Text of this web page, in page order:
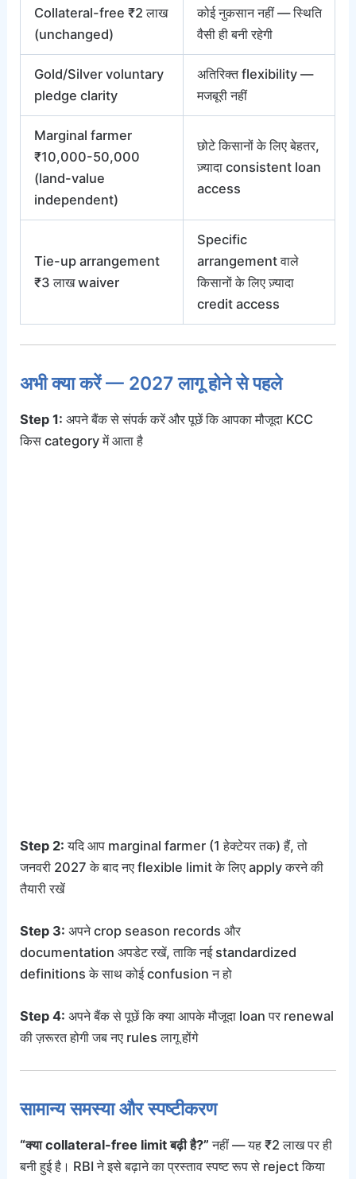
Collateral-free ₹2 लाख
(unchanged)
कोई नुकसान नहीं — स्थिति
वैसी ही बनी रहेगी
Gold/Silver voluntary
pledge clarity
अतिरिक्त flexibility —
मजबूरी नहीं
Marginal farmer
₹10,000-50,000
(land-value
independent)
छोटे किसानों के लिए बेहतर,
ज़्यादा consistent loan
access
Tie-up arrangement
₹3 लाख waiver
Specific
arrangement वाले
किसानों के लिए ज़्यादा
credit access
अभी क्या करें — 2027 लागू होने से पहले
Step 1: अपने बैंक से संपर्क करें और पूछें कि आपका मौजूदा KCC
किस category में आता है
Step 2: यदि आप marginal farmer (1 हेक्टेयर तक) हैं, तो
जनवरी 2027 के बाद नए flexible limit के लिए apply करने की
तैयारी रखें
Step 3: अपने crop season records और
documentation अपडेट रखें, ताकि नई standardized
definitions के साथ कोई confusion न हो
Step 4: अपने बैंक से पूछें कि क्या आपके मौजूदा loan पर renewal
की ज़रूरत होगी जब नए rules लागू होंगे
सामान्य समस्या और स्पष्टीकरण
“क्या collateral-free limit बढ़ी है?” नहीं — यह ₹2 लाख पर ही
बनी हुई है। RBI ने इसे बढ़ाने का प्रस्ताव स्पष्ट रूप से reject किया